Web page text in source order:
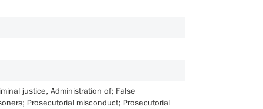
justice, Administration of; False
Prosecutorial misconduct; Prosecutorial